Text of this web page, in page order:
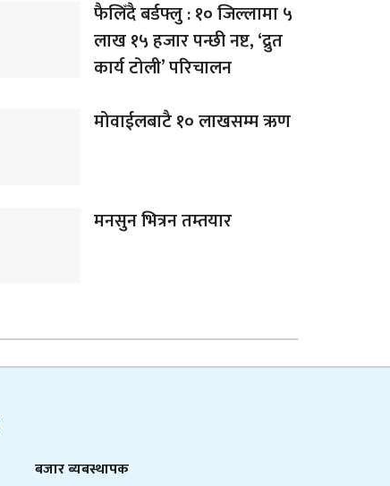
फैलिँदै बर्डफ्लु : १० जिल्लामा ५
लाख १५ हजार पन्छी नष्ट, ‘द्रुत
कार्य टोली’ परिचालन
मोवाईलबाटै १० लाखसम्म ऋण
मनसुन भित्रन तम्तयार
बजार ब्यबस्थापक